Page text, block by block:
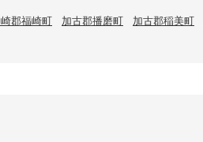
郡福崎町 加古郡播磨町 加古郡稲美町